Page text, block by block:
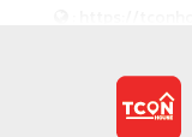
บริษัทในเครือ